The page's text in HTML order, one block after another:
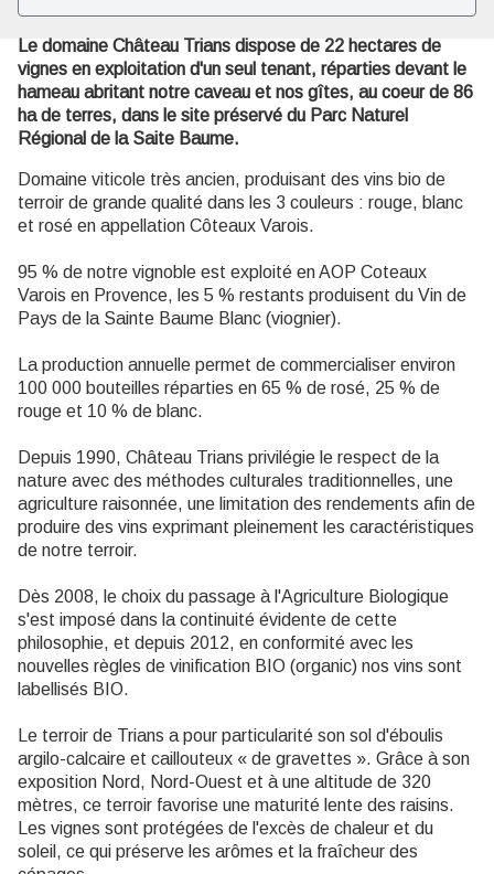
Le domaine Château Trians dispose de 22 hectares de
vignes en exploitation d'un seul tenant, réparties devant le
hameau abritant notre caveau et nos gîtes, au coeur de 86
ha de terres, dans le site préservé du Parc Naturel
Régional de la Saite Baume.
Domaine viticole très ancien, produisant des vins bio de
terroir de grande qualité dans les 3 couleurs : rouge, blanc
et rosé en appellation Côteaux Varois.
95 % de notre vignoble est exploité en AOP Coteaux
Varois en Provence, les 5 % restants produisent du Vin de
Pays de la Sainte Baume Blanc (viognier).
La production annuelle permet de commercialiser environ
100 000 bouteilles réparties en 65 % de rosé, 25 % de
rouge et 10 % de blanc.
Depuis 1990, Château Trians privilégie le respect de la
nature avec des méthodes culturales traditionnelles, une
agriculture raisonnée, une limitation des rendements afin de
produire des vins exprimant pleinement les caractéristiques
de notre terroir.
Dès 2008, le choix du passage à l'Agriculture Biologique
s'est imposé dans la continuité évidente de cette
philosophie, et depuis 2012, en conformité avec les
nouvelles règles de vinification BIO (organic) nos vins sont
labellisés BIO.
Le terroir de Trians a pour particularité son sol d'éboulis
argilo-calcaire et caillouteux « de gravettes ». Grâce à son
exposition Nord, Nord-Ouest et à une altitude de 320
mètres, ce terroir favorise une maturité lente des raisins.
Les vignes sont protégées de l'excès de chaleur et du
soleil, ce qui préserve les arômes et la fraîcheur des